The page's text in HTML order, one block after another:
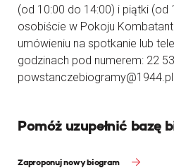
(od 10:00 do 14:00) i piątki (od
osobiście w Pokoju
umówieniu na spotkanie lub
godzinach pod numerem: 22
Pomóż uzupełnić bazę
Zaproponuj nowy biogram